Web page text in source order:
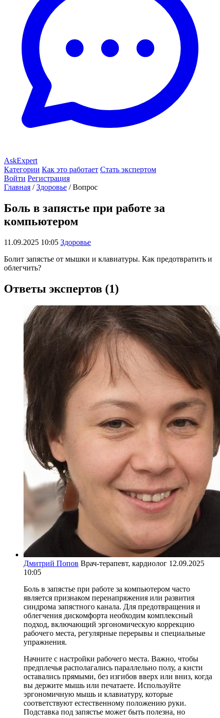
AskExpert
Категории Как это работает Стать экспертом
Войти Регистрация
Главная / Здоровье / Вопрос
Боль в запястье при работе за
компьютером
11.09.2025 10:05 Здоровье
Болит запястье от мышки и клавиатуры. Как предотвратить и
облегчить?
Ответы экспертов (1)
Дмитрий Попов Врач-терапевт, кардиолог 12.09.2025
10:05
Боль в запястье при работе за компьютером часто
является признаком перенапряжения или развития
синдрома запястного канала. Для предотвращения и
облегчения дискомфорта необходим комплексный
подход, включающий эргономическую коррекцию
рабочего места, регулярные перерывы и специальные
упражнения.
Начните с настройки рабочего места. Важно, чтобы
предплечья располагались параллельно полу, а кисти
оставались прямыми, без изгибов вверх или вниз, когда
вы держите мышь или печатаете. Используйте
эргономичную мышь и клавиатуру, которые
соответствуют естественному положению руки.
Подставка под запястье может быть полезна, но